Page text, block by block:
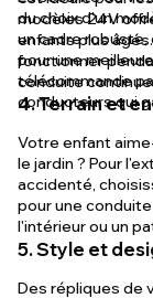
modèles 24V
enfants plus
fonctionner
conduite
du choix d'un
un cadre robuste,
pour une
télécommande
conducteurs qui
4. Terrain et
Votre enfant
le jardin ? Pour
accidenté,
pour une
l'intérieur ou un
5. Style et
Des répliques de